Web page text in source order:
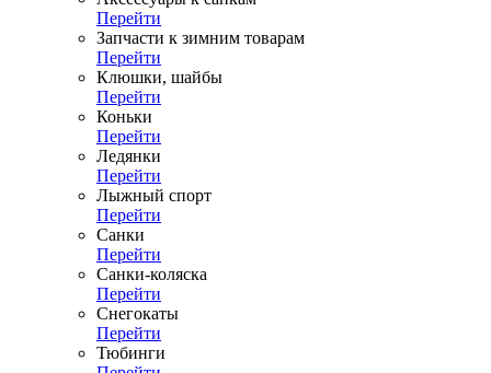
Перейти
Запчасти к зимним товарам
Перейти
Клюшки, шайбы
Перейти
Коньки
Перейти
Ледянки
Перейти
Лыжный спорт
Перейти
Санки
Перейти
Санки-коляска
Перейти
Снегокаты
Перейти
Тюбинги